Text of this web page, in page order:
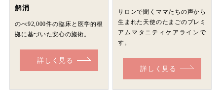
解消
のべ92,000件の臨床と医学的根
拠に基づいた安心の施術。
詳しく見る
サロンで聞くママたちの声から
生まれた天使のたまごのプレミ
アムマタニティケアラインで
す。
詳しく見る